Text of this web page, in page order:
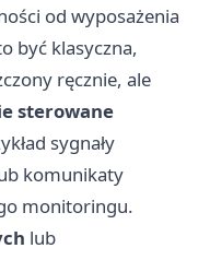
od wyposażenia
być klasyczna,
ręcznie, ale
sterowane
sygnały
komunikaty
monitoringu.
lub